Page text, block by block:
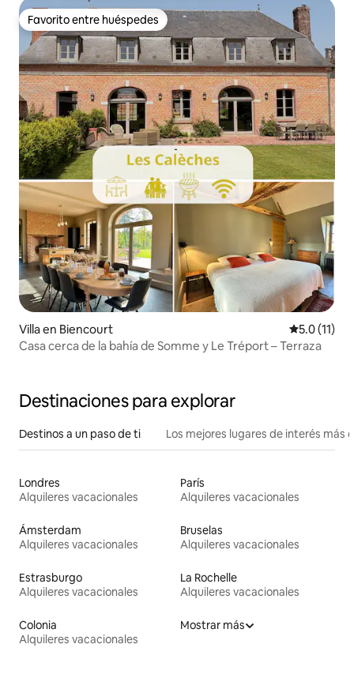
Favorito entre huéspedes
Favorito entre huéspedes
Villa en Biencourt Calificación
5.0 (11)
Casa cerca de la bahía de Somme y Le Tréport – Terraza
Destinaciones para explorar
Destinos a un paso de ti Los mejores lugares de interés más
Londres
Alquileres vacacionales
París
Alquileres vacacionales
Ámsterdam
Alquileres vacacionales
Bruselas
Alquileres vacacionales
Estrasburgo
Alquileres vacacionales
La Rochelle
Alquileres vacacionales
Colonia
Alquileres vacacionales
Mostrar más